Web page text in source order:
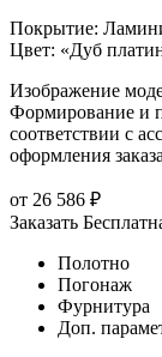
Покрытие:
Цвет: «Дуб
Изображение
Формирование и
соответствии с
оформления
от 26 586 ₽
Заказать
Полотно
Погонаж
Фурнитура
Доп.